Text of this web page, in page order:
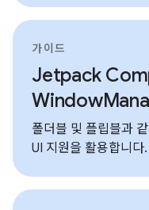
가이드
Jetpack
폴더블 및 플립블과
UI 지원을 활용합니다.